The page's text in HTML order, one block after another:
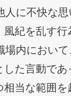
に不快な思
風紀を乱す行
内において
した言動で
相当な範囲を